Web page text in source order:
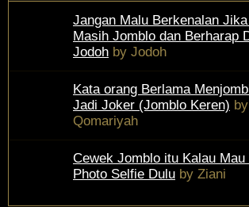
Jangan Malu Berkenalan
Masih Jomblo dan Berharap
Jodoh by Jodoh
Kata orang Berlama
Jadi Joker (Jomblo Keren) by
Qomariyah
Cewek Jomblo itu Kalau Mau
Photo Selfie Dulu by Ziani